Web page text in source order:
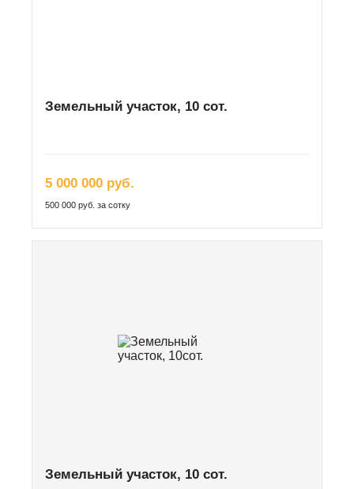
Земельный участок, 10 сот.
5 000 000 руб.
500 000 руб. за сотку
Земельный участок, 10 сот.